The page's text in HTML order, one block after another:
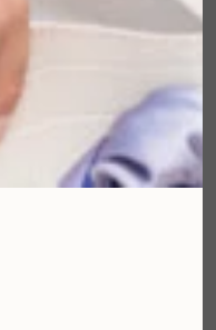
Sun Defense
Minerals
€ 63,50